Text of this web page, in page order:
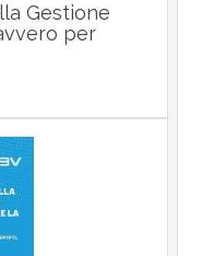
Gestione
per